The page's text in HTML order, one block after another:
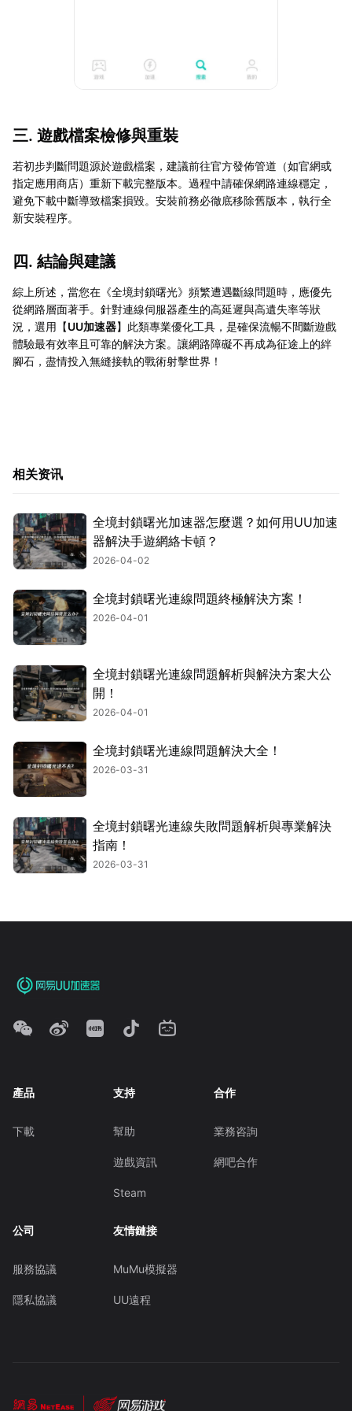
三. 遊戲檔案檢修與重裝
若初步判斷問題源於遊戲檔案，建議前往官方發佈管道（如官網或
指定應用商店）重新下載完整版本。過程中請確保網路連線穩定，
避免下載中斷導致檔案損毀。安裝前務必徹底移除舊版本，執行全
新安裝程序。
四. 結論與建議
綜上所述，當您在《全境封鎖曙光》頻繁遭遇斷線問題時，應優先
從網路層面著手。針對連線伺服器產生的高延遲與高遺失率等狀
況，選用【UU加速器】此類專業優化工具，是確保流暢不間斷遊戲
體驗最有效率且可靠的解決方案。讓網路障礙不再成為征途上的絆
腳石，盡情投入無縫接軌的戰術射擊世界！
相关资讯
全境封鎖曙光加速器怎麼選？如何用UU加速
器解決手遊網絡卡頓？
2026-04-02
全境封鎖曙光連線問題終極解決方案！
2026-04-01
全境封鎖曙光連線問題解析與解決方案大公
開！
2026-04-01
全境封鎖曙光連線問題解決大全！
2026-03-31
全境封鎖曙光連線失敗問題解析與專業解決
指南！
2026-03-31
產品
下載
支持
幫助
遊戲資訊
Steam
合作
業務咨詢
網吧合作
公司
服務協議
隱私協議
友情鏈接
MuMu模擬器
UU遠程